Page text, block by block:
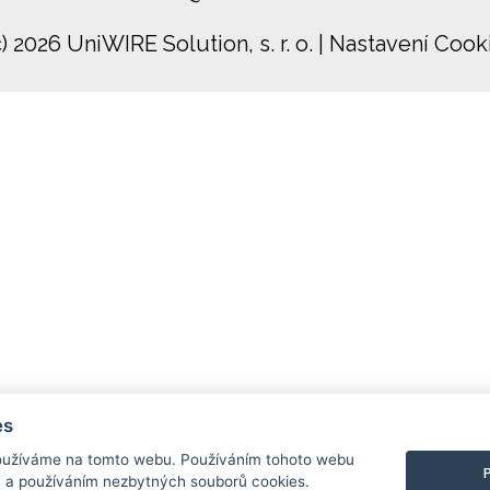
2026 UniWIRE Solution, s. r. o.
Nastavení
na tomto webu. Používáním tohoto webu
a používáním nezbytných souborů cookies.